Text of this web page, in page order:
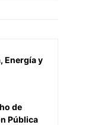
Energía y
de
Pública